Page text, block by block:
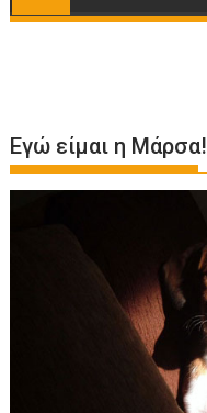
Εγώ είμαι η Μάρσα!